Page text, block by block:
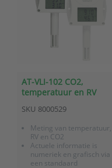
AT-VLI-102 CO2,
temperatuur en RV
SKU 8000529
Meting van temperatuur,
RV en CO2
Actuele informatie is
numeriek en grafisch via
een standaard